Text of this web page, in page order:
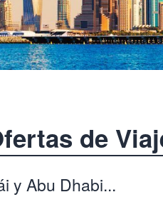
de
y Abu Dhabi...